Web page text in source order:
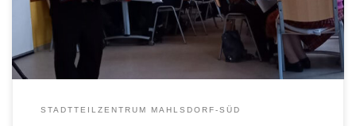
der Begegnung in Mahlsdorf-Süd statt. Frau Wessoly,
Bezirksstadträtin für Stadtentwicklung, […]
STADTTEILZENTRUM MAHLSDORF-SÜD